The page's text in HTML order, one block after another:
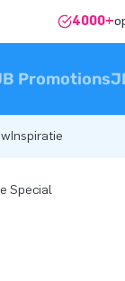
4000+
Promotions
Inspiratie
Special